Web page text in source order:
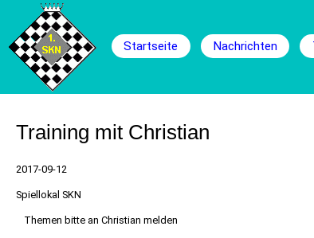
Startseite Nachrichten
Training mit Christian
2017-09-12
Spiellokal SKN
Themen bitte an Christian melden